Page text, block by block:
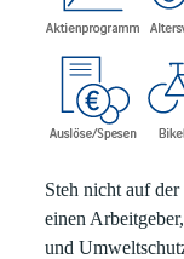
Steh nicht auf
einen
und